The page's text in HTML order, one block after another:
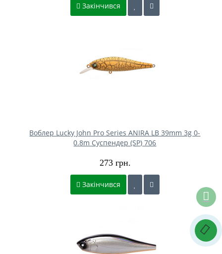
Закінчився
Воблер Lucky John Pro Series ANIRA LB 39mm 3g 0-
0.8m Cуспендер (SP) 706
273 грн.
Закінчився